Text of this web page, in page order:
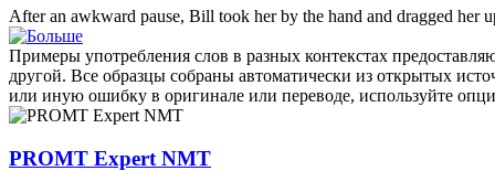
After an awkward pause, Bill took her by the hand and dragged her
Примеры употребления слов в разных контекстах
другой. Все образцы собраны автоматически из открытых
или иную ошибку в оригинале или переводе, используйте
PROMT Expert NMT